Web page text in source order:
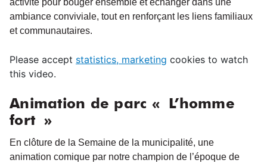
activité pour bouger ensemble et échanger dans une
ambiance conviviale, tout en renforçant les liens familiaux
et communautaires.
Please accept statistics, marketing cookies to watch
this video.
Animation de parc « L’homme
fort »
En clôture de la Semaine de la municipalité, une
animation comique par notre champion de l’époque de